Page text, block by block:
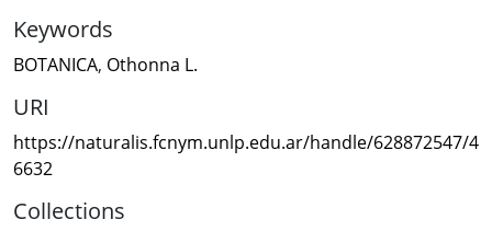
Keywords
BOTANICA, Othonna L.
URI
https://naturalis.fcnym.unlp.edu.ar/handle/628872547/4
6632
Collections